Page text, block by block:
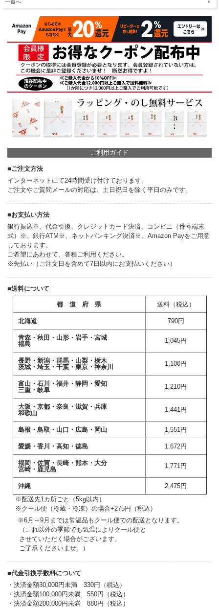
一覧へ
ご利用ガイド
■ご注文方法
インターネットにて24時間受け付けております。
ご注文やご質問メールの対応は、土日祝日を除く平日のみです。
■お支払い方法
銀行振込※、代金引換、クレジットカード決済、コンビニ（番号端末
式）※、銀行ATM※、ネットバンキング決済※、Amazon Payをご用意
しております。
ご希望にあわせて、各種ご利用ください。
※先払い（ご注文日を含めて7日以内にお支払いください）
■送料について
都 道 府 県 送料（税込）
北海道 790円
青森・秋田・山形・岩手・宮城
福島
1,045円
長野・新潟・群馬・山梨・栃木
茨城・埼玉・千葉・東京・神奈川
1,100円
富山・石川・福井・静岡・愛知
三重・岐阜
1,210円
大阪・京都・奈良・滋賀・兵庫
和歌山
1,441円
島根・鳥取・山口・広島・岡山 1,551円
愛媛・香川・高知・徳島 1,672円
福岡・佐賀・長崎・熊本・大分
宮崎・鹿児島
1,771円
沖縄
2,475円
※配送先1カ所ごと（5kg以内）
※クール便（冷蔵・冷凍）の場合+275円（税込）
※6月～9月までは常温品もクール便での配送となります。
（これ以外の季節でも気温によりクール便と
させていただく場合がございます。
ご了承くださいませ。）
■代金引換手数料について
・決済金額30,000円未満 330円（税込）
・決済金額100,000円未満 550円（税込）
・決済金額200,000円未満 880円（税込）